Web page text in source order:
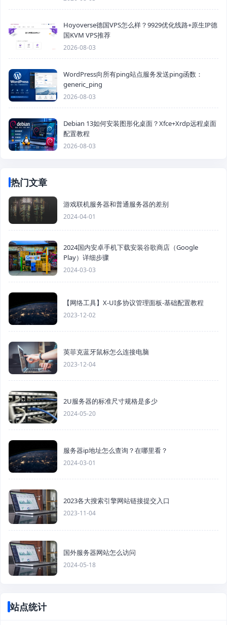
Hoyoverse德国VPS怎么样？9929优化线路+原生IP德
国KVM VPS推荐
2026-08-03
WordPress向所有ping站点服务发送ping函数：
generic_ping
2026-08-03
Debian 13如何安装图形化桌面？Xfce+Xrdp远程桌面
配置教程
2026-08-03
热门文章
游戏联机服务器和普通服务器的差别
2024-04-01
2024国内安卓手机下载安装谷歌商店（Google
Play）详细步骤
2024-03-03
【网络工具】X-UI多协议管理面板-基础配置教程
2023-12-02
英菲克蓝牙鼠标怎么连接电脑
2023-12-04
2U服务器的标准尺寸规格是多少
2024-05-20
服务器ip地址怎么查询？在哪里看？
2024-03-01
2023各大搜索引擎网站链接提交入口
2023-11-04
国外服务器网站怎么访问
2024-05-18
站点统计